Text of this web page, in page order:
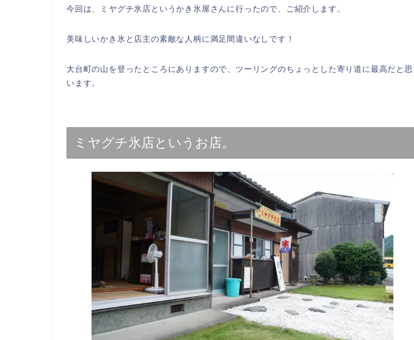
今回は、ミヤグチ氷店というかき氷屋さんに行ったので、ご紹介します。
美味しいかき氷と店主の素敵な人柄に満足間違いなしです！
大台町の山を登ったところにありますので、ツーリングのちょっとした寄り道に最高だと思
います。
ミヤグチ氷店というお店。